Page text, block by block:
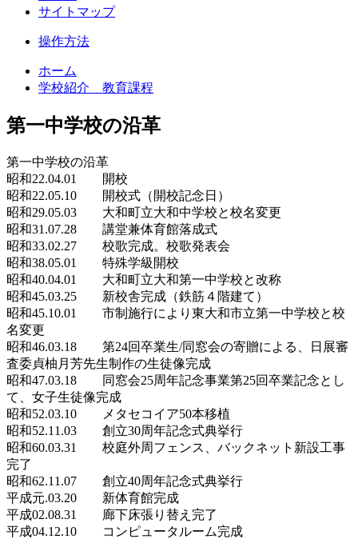
サイトマップ
操作方法
ホーム
学校紹介 教育課程
第一中学校の沿革
第一中学校の沿革
昭和22.04.01 開校
昭和22.05.10 開校式（開校記念日）
昭和29.05.03 大和町立大和中学校と校名変更
昭和31.07.28 講堂兼体育館落成式
昭和33.02.27 校歌完成。校歌発表会
昭和38.05.01 特殊学級開校
昭和40.04.01 大和町立大和第一中学校と改称
昭和45.03.25 新校舎完成（鉄筋４階建て）
昭和45.10.01 市制施行により東大和市立第一中学校と校
名変更
昭和46.03.18 第24回卒業生/同窓会の寄贈による、日展審
査委貞柚月芳先生制作の生徒像完成
昭和47.03.18 同窓会25周年記念事業第25回卒業記念とし
て、女子生徒像完成
昭和52.03.10 メタセコイア50本移植
昭和52.11.03 創立30周年記念式典挙行
昭和60.03.31 校庭外周フェンス、バックネット新設工事
完了
昭和62.11.07 創立40周年記念式典挙行
平成元.03.20 新体育館完成
平成02.08.31 廊下床張り替え完了
平成04.12.10 コンピュータルーム完成